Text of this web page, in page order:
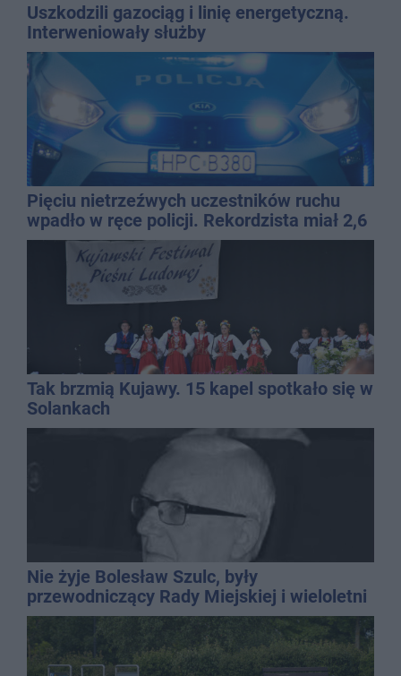
Uszkodzili gazociąg i linię energetyczną.
Interweniowały służby
Pięciu nietrzeźwych uczestników ruchu
wpadło w ręce policji. Rekordzista miał 2,6
promila
Tak brzmią Kujawy. 15 kapel spotkało się w
Solankach
Nie żyje Bolesław Szulc, były
przewodniczący Rady Miejskiej i wieloletni
dyrektor SP 14